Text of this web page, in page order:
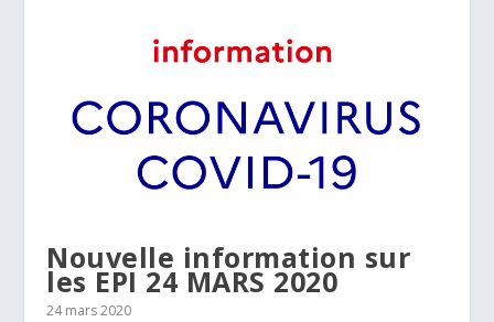
Nouvelle information sur
les EPI 24 MARS 2020
24 mars 2020